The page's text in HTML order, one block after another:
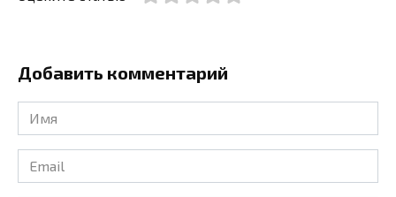
Добавить комментарий
Имя
*
Email
*